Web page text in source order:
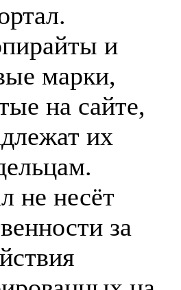
и
марки,
на сайте,
их
не несёт
за